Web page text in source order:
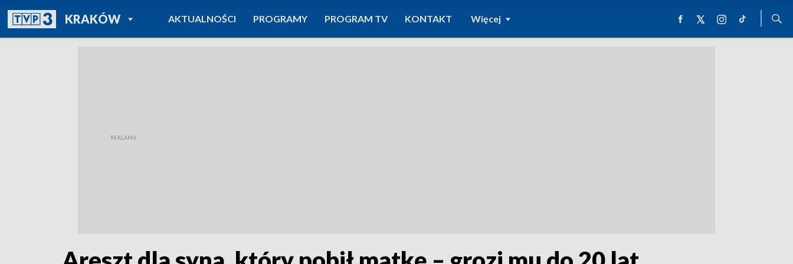
KRAKÓWPOWRÓT DO
TVP REGIONY
AKTUALNOŚCI PROGRAMY PROGRAM TV KONTAKT Więcej